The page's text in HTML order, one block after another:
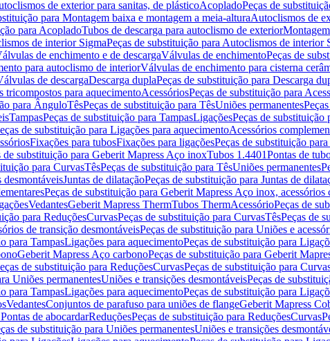
de exterior para sanitas, de plásticoAcopladoPeças de
para Montagem baixa e montagem a meia-alturaAutoclismos de
para AcopladoTubos de descarga para autoclismo de exterior
de interior SigmaPeças de substituição para Autoclismos de interior
de enchimento e de descargaVálvulas de enchimentoPeças de
para autoclismo de interiorVálvulas de enchimento para cisterna
de descargaDescarga duplaPeças de substituição para Descarga
tricompostos para aquecimentoAcessóriosPeças de substituição para
para ÂnguloTêsPeças de substituição para TêsUniões permanentes
TampasPeças de substituição para TampasLigaçõesPeças de substituição
de substituição para Ligações para aquecimentoAcessórios
Fixações para tubosFixações para ligaçõesPeças de substituição
de substituição para Geberit Mapress Aço inoxTubos 1.4401Pontas de
para CurvasTêsPeças de substituição para TêsUniões permanentes
desmontáveisJuntas de dilataçãoPeças de substituição para Juntas de
Peças de substituição para Geberit Mapress Aço inox, acessórios
VedantesGeberit Mapress ThermTubos ThermAcessórioPeças de
para ReduçõesCurvasPeças de substituição para CurvasTêsPeças de
de transição desmontáveisPeças de substituição para Uniões e
para TampasLigações para aquecimentoPeças de substituição para
Geberit Mapress Aço carbonoPeças de substituição para Geberit
de substituição para ReduçõesCurvasPeças de substituição para
Uniões permanentesUniões e transições desmontáveisPeças de
para TampasLigações para aquecimentoPeças de substituição para
VedantesConjuntos de parafuso para uniões de flangeGeberit Mapress
de abocardarReduçõesPeças de substituição para ReduçõesCurvas
de substituição para Uniões permanentesUniões e transições